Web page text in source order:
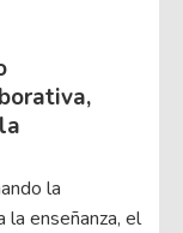
la
la enseñanza, el